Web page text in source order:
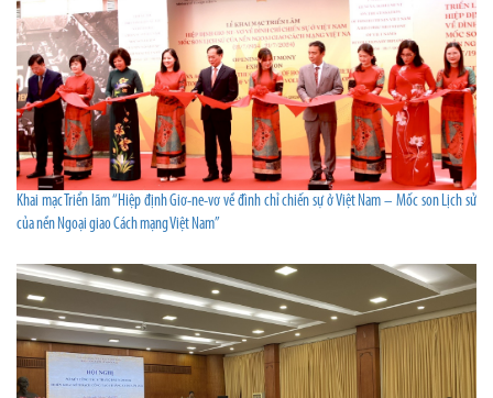
Khai mạc Triển lãm “Hiệp định Giơ-ne-vơ về đình chỉ chiến sự ở Việt Nam – Mốc son Lịch sử
của nền Ngoại giao Cách mạng Việt Nam”